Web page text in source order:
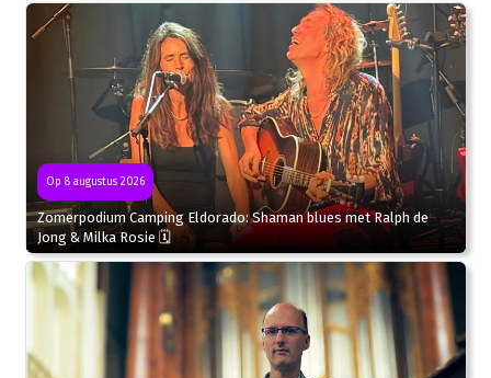
Op 8 augustus 2026
Zomerpodium Camping Eldorado: Shaman blues met Ralph de
Jong & Milka Rosie 🗓